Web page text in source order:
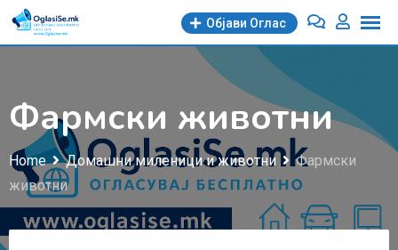
Skip
Објави Oглас
Фармски животни
Home Домашни миленици и животни
Фармски
животни